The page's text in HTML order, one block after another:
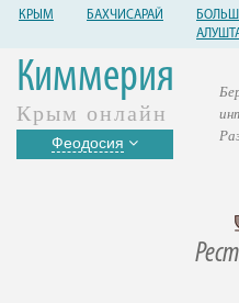
КРЫМ БАХЧИСАРАЙ
Киммерия
Крым онлайн
Феодосия